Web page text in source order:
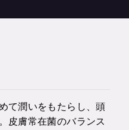
て潤いをもたらし、頭
皮膚常在菌のバランス